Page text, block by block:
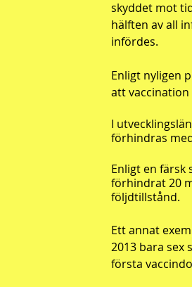
skyddet mot
hälften av all
infördes.
Enligt nyligen
att
I
förhindras
Enligt en
förhindrat 20
följdtillstånd.
Ett annat
2013 bara sex
första